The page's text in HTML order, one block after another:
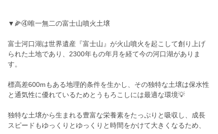
▼🌽④唯一無二の富士山噴火土壌
富士河口湖は世界遺産『富士山』が火山噴火を起こして創り上げ
られた土地であり、2300年もの年月を経て今の河口湖がありま
す。
標高差600mもある地理的条件を生かし、その独特な土壌は保水性
と通気性に優れているためとうもろこしには最適な環境💡
独特な土壌から生まれる豊富な栄養素をたっぷりと吸収し、成長
スピードもゆっくりとゆっくりと時間をかけて大きくなるため、